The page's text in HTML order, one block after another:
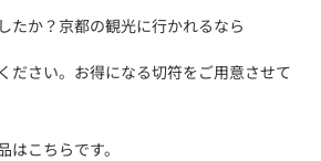
たか？京都の観光に行かれるなら
ださい。お得になる切符をご用意させて
はこちらです。